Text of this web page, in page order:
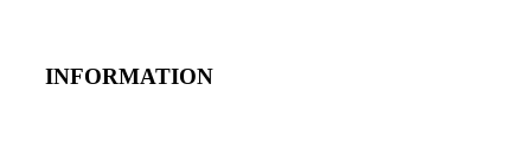
INFORMATION